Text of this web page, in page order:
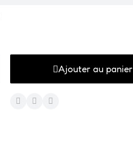
Ajouter au panier